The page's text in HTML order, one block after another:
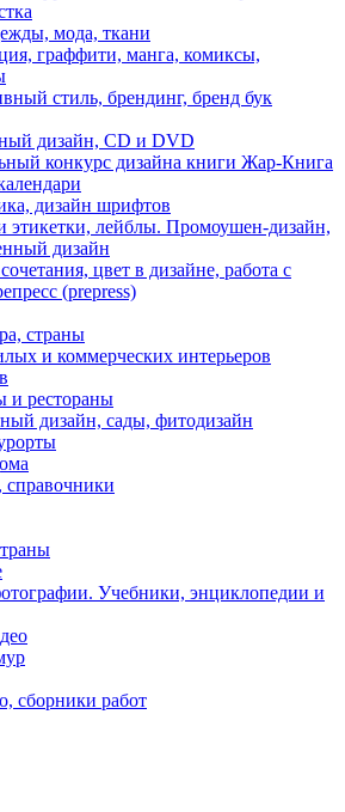
мода, ткани
граффити, манга, комиксы,
стиль, брендинг, бренд бук
дизайн, СD и DVD
конкурс дизайна книги Жар-Книга
дизайн шрифтов
этикетки, лейблы. Промоушен-дизайн,
дизайн
цвет в дизайне, работа с
(prepress)
страны
и коммерческих интерьеров
и рестораны
дизайн, сады, фитодизайн
Учебники, энциклопедии и
сборники работ